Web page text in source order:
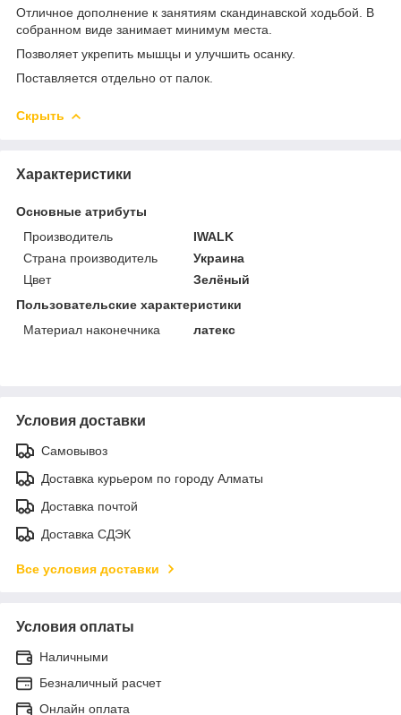
Отличное дополнение к занятиям скандинавской ходьбой. В
собранном виде занимает минимум места.
Позволяет укрепить мышцы и улучшить осанку.
Поставляется отдельно от палок.
Скрыть
Характеристики
Основные атрибуты
Производитель
IWALK
Страна производитель
Украина
Цвет
Зелёный
Пользовательские характеристики
Материал наконечника
латекс
Условия доставки
Самовывоз
Доставка курьером по городу Алматы
Доставка почтой
Доставка СДЭК
Все условия доставки
Условия оплаты
Наличными
Безналичный расчет
Онлайн оплата